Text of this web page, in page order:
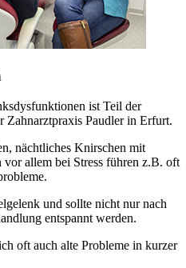
ist Teil der
Zahnarztpraxis Paudler in Erfurt.
nächtliches Knirschen mit
allem bei Stress führen z.B. oft
und sollte nicht nur nach
entspannt werden.
oft auch alte Probleme in kurzer